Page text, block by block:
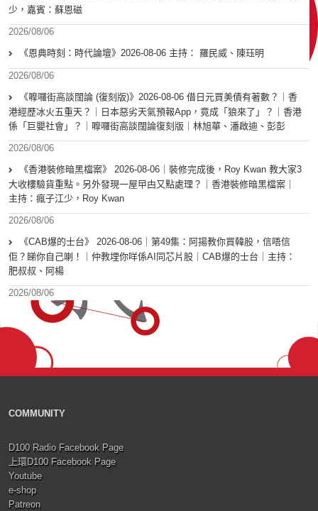
少，嘉賓：蘇恩磁
2026/08/06
《恩典時刻：時代論壇》2026-08-06 主持： 羅民威、陳珏明
2026/08/06
《嚤囉街高談闊論 (復刻版)》2026-08-06 借日元買美債有著數？｜香
港經歷冰火五重天？｜日本惡劣天氣預報App，竟成「狼來了」？｜香港
係「巨嬰社會」？｜嚤囉街高談闊論復刻版｜林旭華、潘啟迪、彭彭
2026/08/06
《香港裝修暗黑檔案》 2026-08-06｜裝修完成後，Roy Kwan 教大家3
大收樓驗貨重點。另外發現一屋曱甴又點處理？｜香港裝修暗黑檔案｜
主持：瘋子江少，Roy Kwan
2026/08/06
《CAB爆的士台》 2026-08-06｜第49集：阿揚教你買韓股，信唔信
佢？睇你自己喇！｜仲教埋你咩係AI同芯片股｜CAB爆的士台｜主持：
肥叔叔、阿楊
2026/08/06
COMMUNITY
D100 Radio Facebook Page
上環D100 Facebook Page
Youtube
e-shop
Patreon